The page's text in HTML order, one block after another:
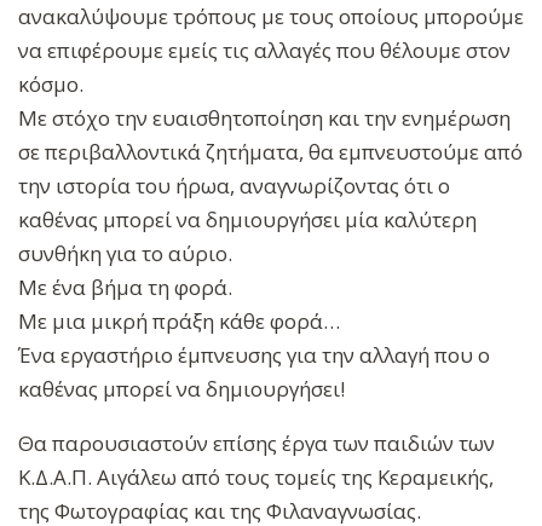
ανακαλύψουμε τρόπους με τους οποίους μπορούμε
να επιφέρουμε εμείς τις αλλαγές που θέλουμε στον
κόσμο.
Με στόχο την ευαισθητοποίηση και την ενημέρωση
σε περιβαλλοντικά ζητήματα, θα εμπνευστούμε από
την ιστορία του ήρωα, αναγνωρίζοντας ότι ο
καθένας μπορεί να δημιουργήσει μία καλύτερη
συνθήκη για το αύριο.
Με ένα βήμα τη φορά.
Με μια μικρή πράξη κάθε φορά…
Ένα εργαστήριο έμπνευσης για την αλλαγή που ο
καθένας μπορεί να δημιουργήσει!
Θα παρουσιαστούν επίσης έργα των παιδιών των
Κ.Δ.Α.Π. Αιγάλεω από τους τομείς της Κεραμεικής,
της Φωτογραφίας και της Φιλαναγνωσίας.